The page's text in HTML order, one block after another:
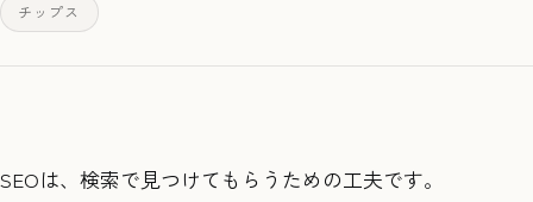
チップス
SEOは、検索で見つけてもらうための工夫です。